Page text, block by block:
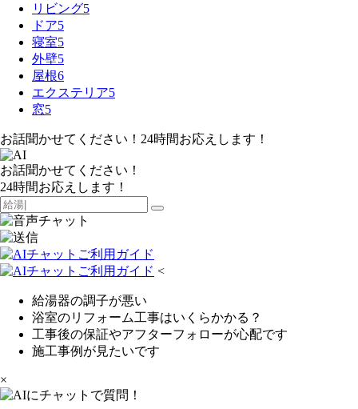
リビング5
ドア5
寝室5
外壁5
屋根6
エクステリア5
窓5
お話聞かせてください！24時間お応えします！
お話聞かせてください！
24時間お応えします！
<
給湯器の調子が悪い
浴室のリフォーム工事はいくらかかる？
工事後の保証やアフターフォローが心配です
施工事例が見たいです
×